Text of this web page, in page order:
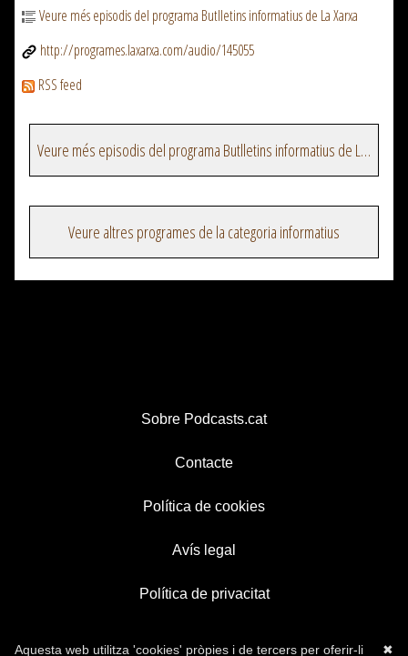
Veure més episodis del programa Butlletins informatius de La Xarxa
http://programes.laxarxa.com/audio/145055
RSS feed
Veure més episodis del programa Butlletins informatius de La Xarxa
Veure altres programes de la categoria informatius
Sobre Podcasts.cat
Contacte
Política de cookies
Avís legal
Política de privacitat
✖
Aquesta web utilitza 'cookies' pròpies i de tercers per oferir-li